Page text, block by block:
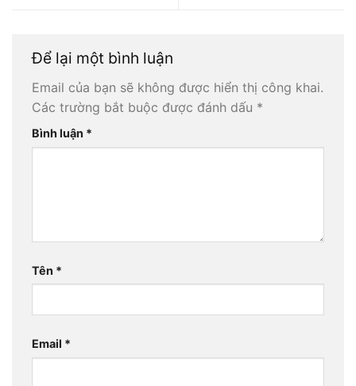
Để lại một bình luận
Email của bạn sẽ không được hiển thị công khai.
Các trường bắt buộc được đánh dấu *
Bình luận *
Tên *
Email *